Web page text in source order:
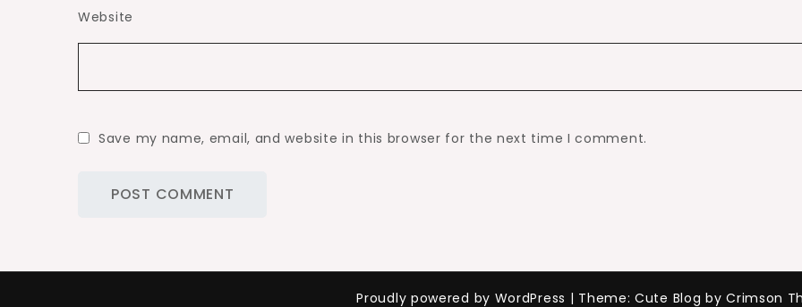
Website
Save my name, email, and website in this browser for the next time I comment.
Proudly powered by WordPress | Theme: Cute Blog by Crimson